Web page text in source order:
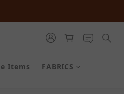
Items FABRICS